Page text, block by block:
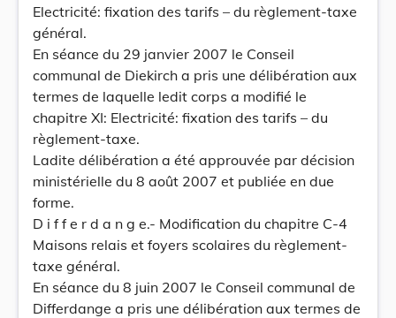
Electricité: fixation des tarifs – du règlement-taxe
général.
En séance du 29 janvier 2007 le Conseil
communal de Diekirch a pris une délibération aux
termes de laquelle ledit corps a modifié le
chapitre XI: Electricité: fixation des tarifs – du
règlement-taxe.
Ladite délibération a été approuvée par décision
ministérielle du 8 août 2007 et publiée en due
forme.
D i f f e r d a n g e.- Modification du chapitre C-4
Maisons relais et foyers scolaires du règlement-
taxe général.
En séance du 8 juin 2007 le Conseil communal de
Differdange a pris une délibération aux termes de